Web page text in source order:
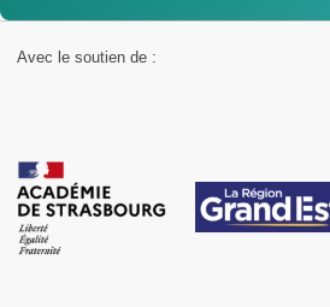
Avec le soutien de :